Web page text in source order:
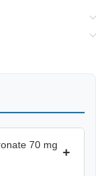
70 mg
+